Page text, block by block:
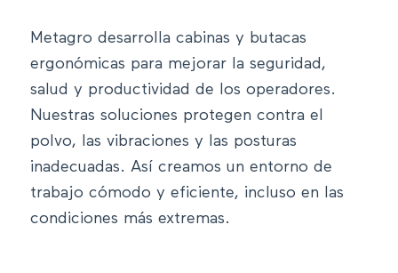
Metagro desarrolla cabinas y butacas
ergonómicas para mejorar la seguridad,
salud y productividad de los operadores.
Nuestras soluciones protegen contra el
polvo, las vibraciones y las posturas
inadecuadas. Así creamos un entorno de
trabajo cómodo y eficiente, incluso en las
condiciones más extremas.